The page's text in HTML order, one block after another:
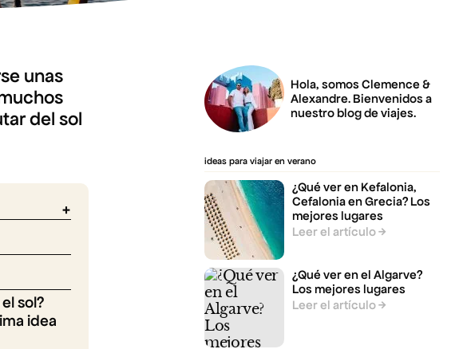
unas
del sol
sol?
idea
Hola, somos Clemence &
Alexandre. Bienvenidos a
nuestro blog de viajes.
ideas para viajar en verano
¿Qué ver en Kefalonia,
Cefalonia en Grecia? Los
mejores lugares
Leer el artículo
¿Qué ver en el Algarve?
Los mejores lugares
Leer el artículo